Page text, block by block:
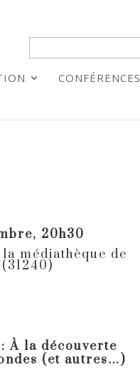
CONFÉRENCES
, 20h30
médiathèque de
À la découverte
(et autres…)